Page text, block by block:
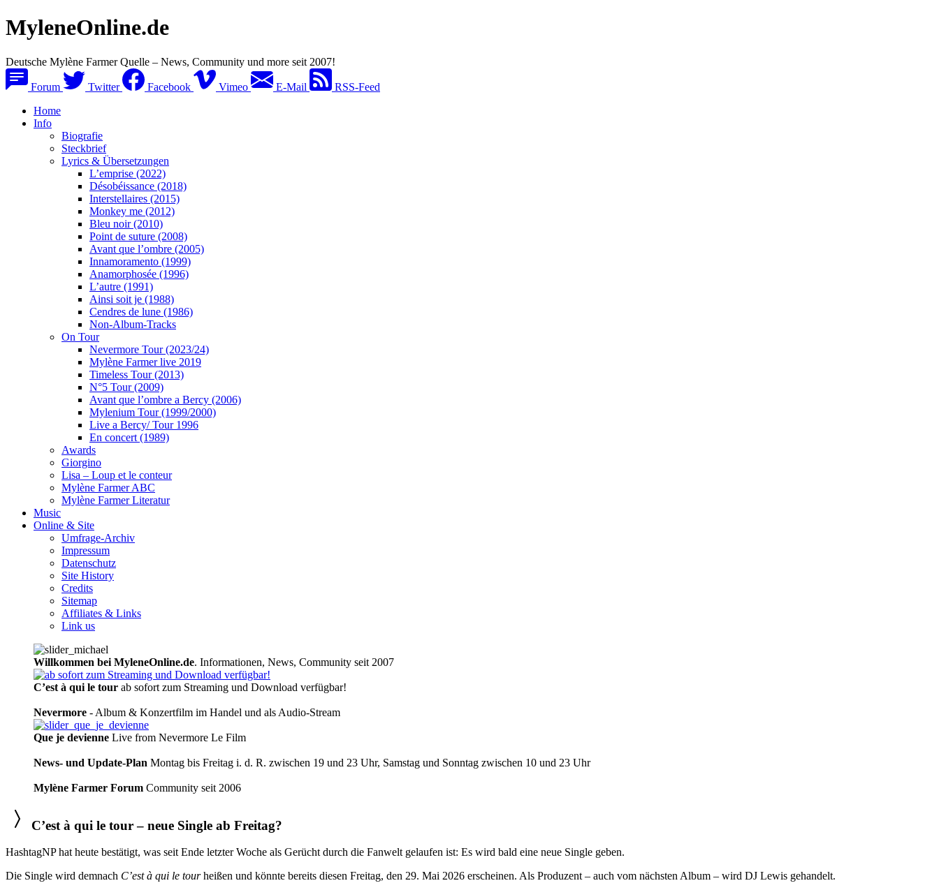
MyleneOnline.de
Deutsche Mylène Farmer Quelle – News, Community und more seit 2007!
Forum Twitter Facebook Vimeo E-Mail
RSS-Feed
Home
Info
Biografie
Steckbrief
Lyrics & Übersetzungen
L’emprise (2022)
Désobéissance (2018)
Interstellaires (2015)
Monkey me (2012)
Bleu noir (2010)
Point de suture (2008)
Avant que l’ombre (2005)
Innamoramento (1999)
Anamorphosée (1996)
L’autre (1991)
Ainsi soit je (1988)
Cendres de lune (1986)
Non-Album-Tracks
On Tour
Nevermore Tour (2023/24)
Mylène Farmer live 2019
Timeless Tour (2013)
N°5 Tour (2009)
Avant que l’ombre a Bercy (2006)
Mylenium Tour (1999/2000)
Live a Bercy/ Tour 1996
En concert (1989)
Awards
Giorgino
Lisa – Loup et le conteur
Mylène Farmer ABC
Mylène Farmer Literatur
Music
Online & Site
Umfrage-Archiv
Impressum
Datenschutz
Site History
Credits
Sitemap
Affiliates & Links
Link us
Willkommen bei MyleneOnline.de. Informationen, News, Community seit 2007
C’est à qui le tour ab sofort zum Streaming und Download verfügbar!
Nevermore - Album & Konzertfilm im Handel und als Audio-Stream
Que je devienne Live from Nevermore Le Film
News- und Update-Plan Montag bis Freitag i. d. R. zwischen 19 und 23 Uhr, Samstag und Sonntag zwischen 10 und 23 Uhr
Mylène Farmer Forum Community seit 2006
C’est à qui le tour – neue Single ab Freitag?
HashtagNP hat heute bestätigt, was seit Ende letzter Woche als Gerücht durch die Fanwelt gelaufen ist: Es wird bald eine neue Single geben.
Die Single wird demnach C’est à qui le tourheißen und könnte bereits diesen Freitag, den 29. Mai 2026 erscheinen. Als Produzent – auch vom nächsten Album – wird DJ Lewis gehandelt.